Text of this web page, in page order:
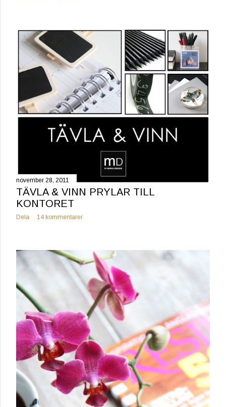
november 28, 2011
TÄVLA & VINN PRYLAR TILL
KONTORET
Dela 14 kommentarer